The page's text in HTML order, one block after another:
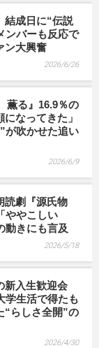
結成日に“伝説
ンバーも反応で
ン大興奮
2026/6/26
薫る』16.9％の
なってきた」
が吹かせた追い
2026/6/9
読劇『源氏物
ややこしい
動きにも言及
2026/5/18
新入生歓迎会
学生活で得たも
らしさ全開”の
2026/4/30